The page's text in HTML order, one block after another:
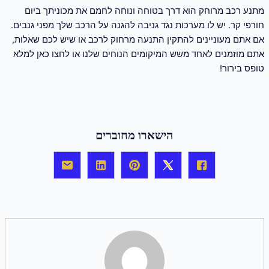
מתנע רכב מרוחק הוא דרך בטוחה ונוחה לחמם את מכוניתך ביום
חורפי קר. יש לו מערכות נגד גניבה להגנה על הרכב שלך מפני גנבים.
אם אתם מעוניינים להתקין התנעה מרחוק לרכב או שיש לכם שאלות,
אתם מוזמנים לאחד משש המיקומים הנוחים שלנו או לחצו כאן למלא
טופס בירור!
הישארו מחוברים